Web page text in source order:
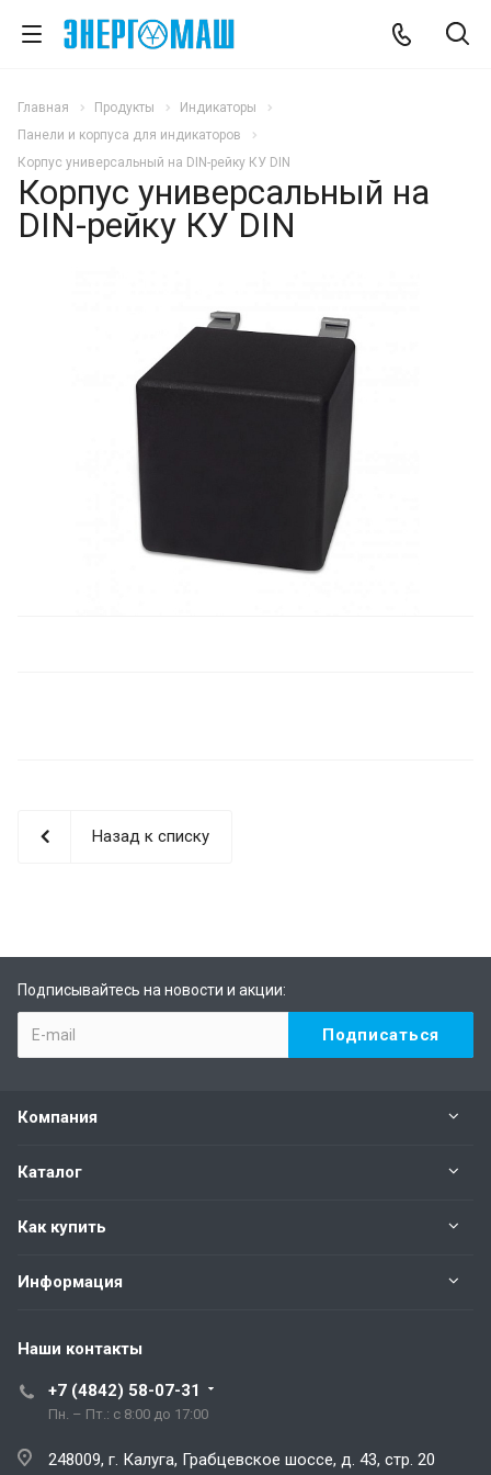
Главная Продукты
Индикаторы
Панели и корпуса для индикаторов
Корпус универсальный на DIN-рейку КУ DIN
Корпус универсальный на
DIN-рейку КУ DIN
Назад к списку
Подписывайтесь на новости и акции:
Компания
Каталог
Как купить
Информация
Наши контакты
+7 (4842) 58-07-31
Пн. – Пт.: с 8:00 до 17:00
248009, г. Калуга, Грабцевское шоссе, д. 43, стр. 20